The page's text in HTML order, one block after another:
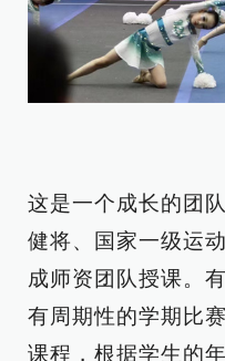
这是一个成长的团
健将、国家一级运
成师资团队授课。
有周期性的学期比
课程，根据学生的